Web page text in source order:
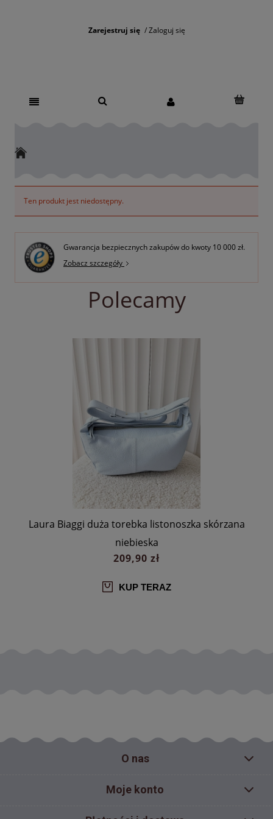
Zarejestruj się Zaloguj się
Ten produkt jest niedostępny.
Gwarancja bezpiecznych zakupów do kwoty 10 000 zł.
Zobacz szczegóły
Polecamy
Biaggi duża torebka listonoszka skórzana
niebieska
209,90 zł
KUP TERAZ
Laura
O nas
Moje konto